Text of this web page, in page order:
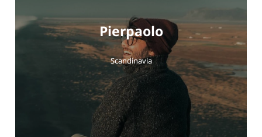
Pierpaolo
Scandinavia